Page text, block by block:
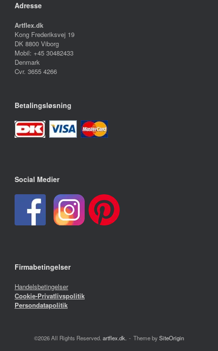
Adresse
Artflex.dk
Kong Frederiksvej 19
DK 8800 Viborg
Mobil: +45 30482433
Denmark
Cvr. 3655 4266
Betalingsløsning
Social Medier
Firmabetingelser
Handelsbetingelser
Cookie-Privatlivspolitik
Persondatapolitik
©2026 All Rights Reserved. artflex.dk. Theme bySiteOrigin